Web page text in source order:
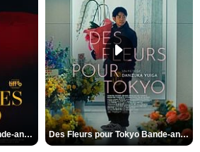
Les Silences de Riyad Bande-annonce VO STFR Des Fleurs pour Tokyo Bande-annonce VO STFR